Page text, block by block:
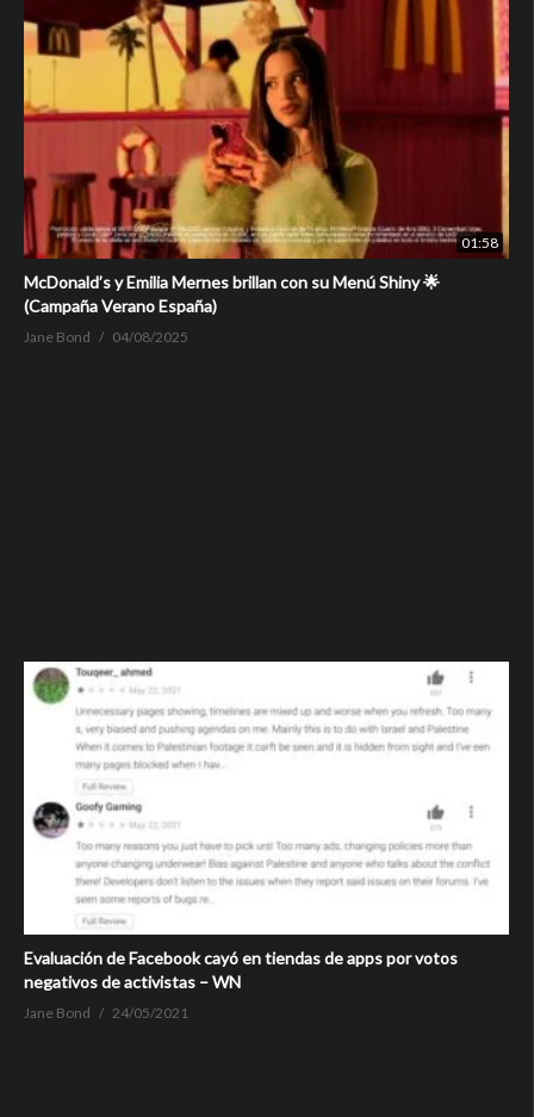
01:58
McDonald’s y Emilia Mernes brillan con su Menú Shiny 🌟
(Campaña Verano España)
Jane Bond 04/08/2025
Evaluación de Facebook cayó en tiendas de apps por votos
negativos de activistas – WN
Jane Bond 24/05/2021